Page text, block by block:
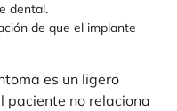
dental.
de que el implante
es un ligero
paciente no relaciona